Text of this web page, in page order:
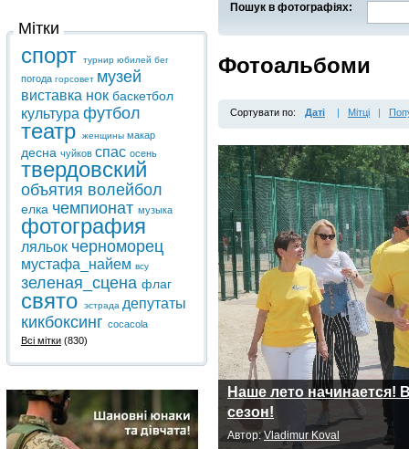
Пошук в фотографіях:
Фотоальбоми
Сортувати по: Даті | Мітці |
Наше лето начинается!
сезон!
Автор:Vladimur Koval
Мітки
спорт турнир юбилей бег
погода горсовет музей
виставка нок баскетбол
культура футбол
театр женщины макар
десна чуйков спас осень
твердовский
объятия волейбол
елка чемпионат музыка
фотография
ляльок черноморец
мустафа_найем всу
зеленая_сцена флаг
свято эстрада депутаты
кикбоксинг cocacola
Всі мітки (830)